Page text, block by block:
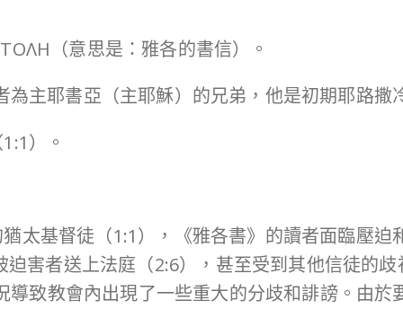
（意思是：雅各的書信）。
為主耶書亞（主耶穌）的兄弟，他是初期耶路撒
）。
太基督徒（1:1），《雅各書》的讀者面臨壓
害者送上法庭（2:6），甚至受到其他信徒的
致教會內出現了一些重大的分歧和誹謗。由